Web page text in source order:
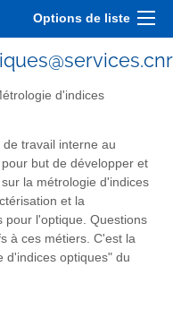
Options de liste
d'indices
travail interne au
but de développer et
la métrologie d'indices
et la
pour l'optique. Questions
à ces métiers. C'est la
d'indices optiques" du